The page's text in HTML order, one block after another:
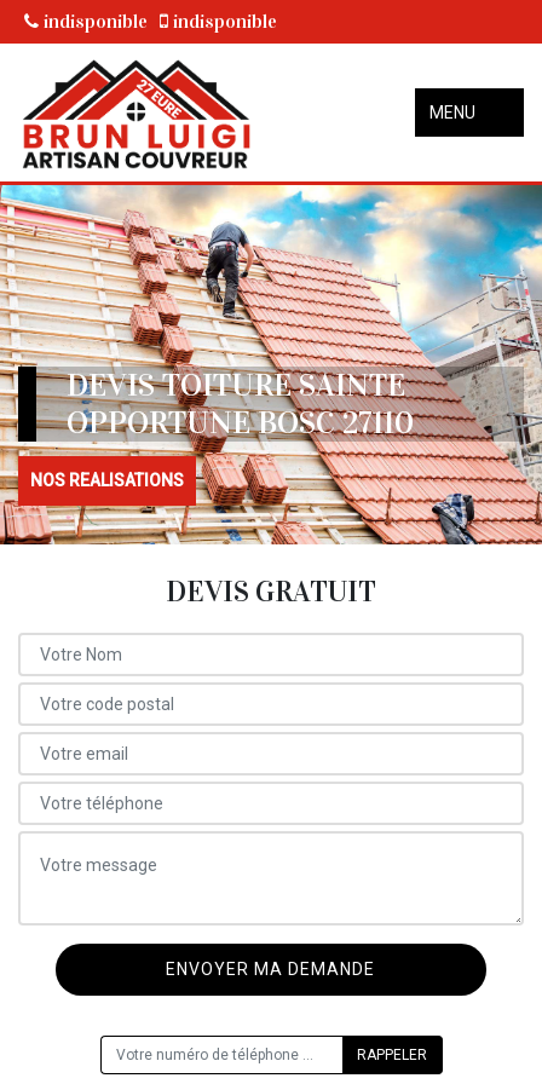
indisponible indisponible
MENU
DEVIS TOITURE SAINTE
OPPORTUNE BOSC 27110
NOS REALISATIONS
DEVIS GRATUIT